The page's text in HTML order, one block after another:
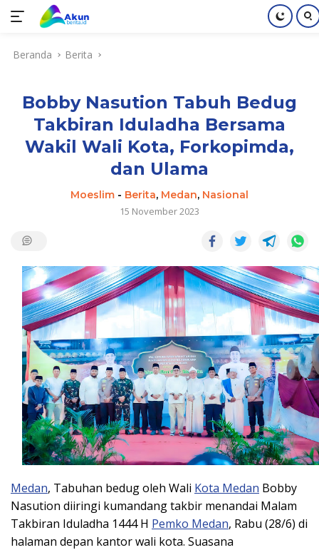
Beranda Berita
Bobby Nasution Tabuh Bedug
Takbiran Iduladha Bersama
Wakil Wali Kota, Forkopimda,
dan Ulama
Moeslim - Berita, Medan, Nasional
15 November 2023
Medan, Tabuhan bedug oleh Wali Kota Medan Bobby
Nasution diiringi kumandang takbir menandai Malam
Takbiran Iduladha 1444 H Pemko Medan, Rabu (28/6) di
halaman depan kantor wali kota. Suasana